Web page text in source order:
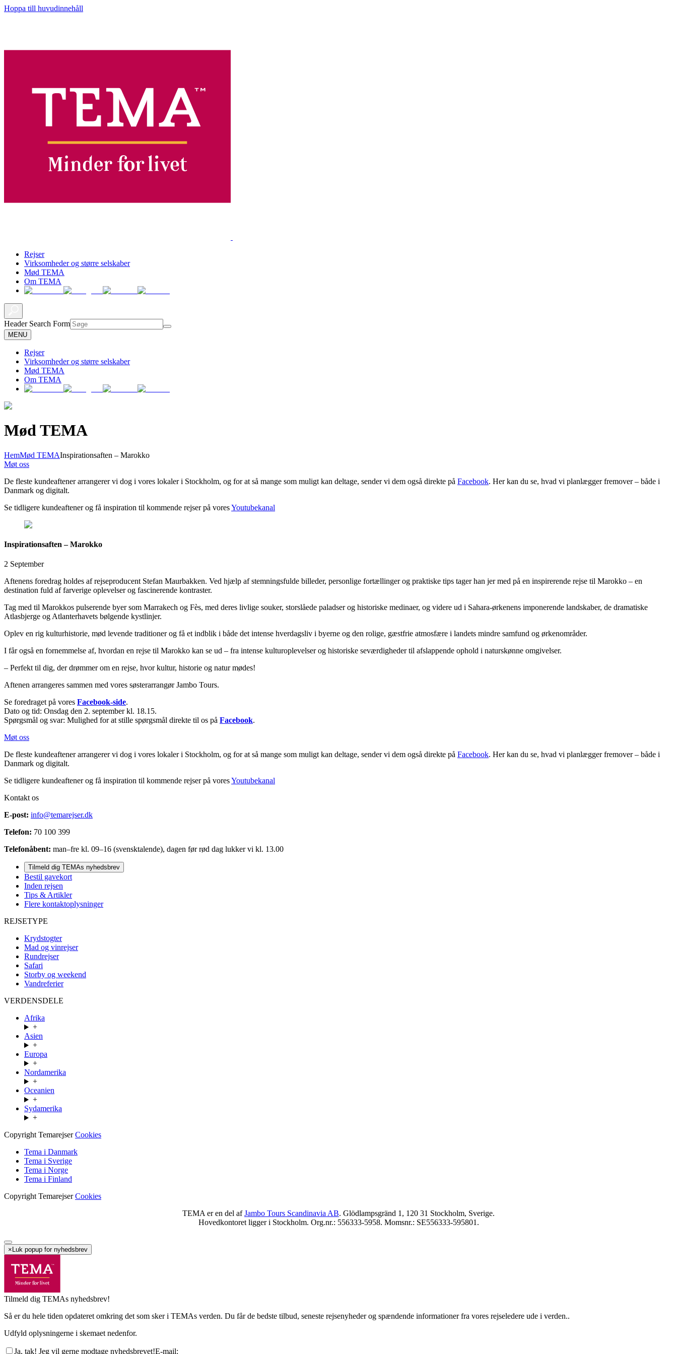
Hoppa till huvudinnehåll
Rejser
Virksomheder og større selskaber
Mød TEMA
Om TEMA
Header Search Form
MENU
Rejser
Virksomheder og større selskaber
Mød TEMA
Om TEMA
Mød TEMA
HemMød TEMAInspirationsaften – Marokko
Møt oss
De fleste kundeaftener arrangerer vi dog i vores lokaler i Stockholm, og for at så mange som muligt kan deltage, sender vi dem også direkte på Facebook. Her kan du se, hvad vi planlægger fremover – både i
Danmark og digitalt.
Se tidligere kundeaftener og få inspiration til kommende rejser på voresYoutubekanal
Inspirationsaften – Marokko
2 September
Aftenens foredrag holdes af rejseproducent Stefan Maurbakken. Ved hjælp af stemningsfulde billeder, personlige fortællinger og praktiske tips tager han jer med på en inspirerende rejse til Marokko – en
destination fuld af farverige oplevelser og fascinerende kontraster.
Tag med til Marokkos pulserende byer som Marrakech og Fès, med deres livlige souker, storslåede paladser og historiske medinaer, og videre ud i Sahara-ørkenens imponerende landskaber, de dramatiske
Atlasbjerge og Atlanterhavets bølgende kystlinjer.
Oplev en rig kulturhistorie, mød levende traditioner og få et indblik i både det intense hverdagsliv i byerne og den rolige, gæstfrie atmosfære i landets mindre samfund og ørkenområder.
I får også en fornemmelse af, hvordan en rejse til Marokko kan se ud – fra intense kulturoplevelser og historiske seværdigheder til afslappende ophold i naturskønne omgivelser.
– Perfekt til dig, der drømmer om en rejse, hvor kultur, historie og natur mødes!
Aftenen arrangeres sammen med vores søsterarrangør Jambo Tours.
Se foredraget på vores Facebook-side.
Dato og tid: Onsdag den 2. september kl. 18.15.
Spørgsmål og svar: Mulighed for at stille spørgsmål direkte til os på Facebook.
Møt oss
De fleste kundeaftener arrangerer vi dog i vores lokaler i Stockholm, og for at så mange som muligt kan deltage, sender vi dem også direkte på Facebook. Her kan du se, hvad vi planlægger fremover – både i
Danmark og digitalt.
Se tidligere kundeaftener og få inspiration til kommende rejser på voresYoutubekanal
Kontakt os
E-post: info@temarejser.dk
Telefon: 70 100 399
Telefonåbent: man–fre kl. 09–16 (svensktalende), dagen før rød dag lukker vi kl. 13.00
Tilmeld dig TEMAs nyhedsbrev
Bestil gavekort
Inden rejsen
Tips & Artikler
Flere kontaktoplysninger
REJSETYPE
Krydstogter
Mad og vinrejser
Rundrejser
Safari
Storby og weekend
Vandreferier
VERDENSDELE
Afrika
+
Asien
+
Europa
+
Nordamerika
+
Oceanien
+
Sydamerika
+
Copyright TemarejserCookies
Tema i Danmark
Tema i Sverige
Tema i Norge
Tema i Finland
Copyright TemarejserCookies
TEMA er en del afJambo Tours Scandinavia AB. Glödlampsgränd 1, 120 31 Stockholm, Sverige.
Hovedkontoret ligger i Stockholm. Org.nr.: 556333-5958. Momsnr.: SE556333-595801.
× Luk popup for nyhedsbrev
Tilmeld dig TEMAs nyhedsbrev!
Så er du hele tiden opdateret omkring det som sker i TEMAs verden. Du får de bedste tilbud, seneste rejsenyheder og spændende informationer fra vores rejseledere ude i verden..
Udfyld oplysningerne i skemaet nedenfor.
Ja, tak! Jeg vil gerne modtage nyhedsbrevet!E-mail: